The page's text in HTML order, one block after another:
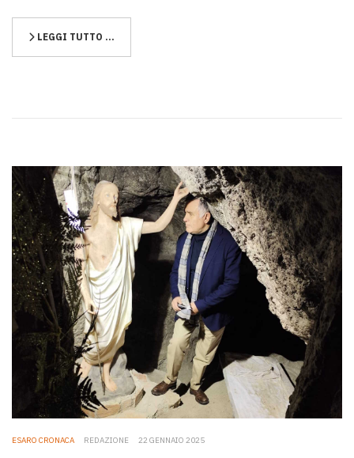
LEGGI TUTTO …
ESARO CRONACA REDAZIONE 22 GENNAIO 2025